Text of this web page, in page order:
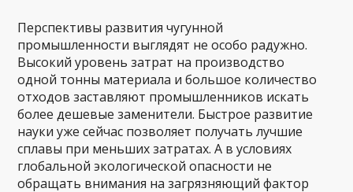
Перспективы развития чугунной
промышленности выглядят не особо радужно.
Высокий уровень затрат на производство
одной тонны материала и большое количество
отходов заставляют промышленников искать
более дешевые заменители. Быстрое развитие
науки уже сейчас позволяет получать лучшие
сплавы при меньших затратах. А в условиях
глобальной экологической опасности не
обращать внимания на загрязняющий фактор